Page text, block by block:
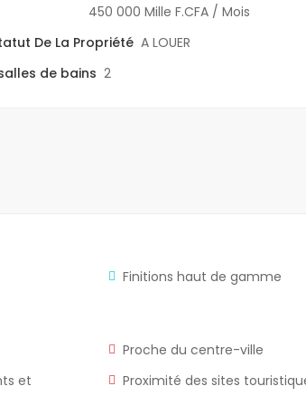
450 000 Mille F.CFA / Mois
De La Propriété A LOUER
de bains 2
Finitions haut de gamme
Proche du centre-ville
et
Proximité des sites